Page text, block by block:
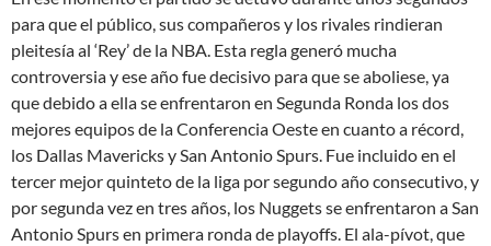
para que el público, sus compañeros y los rivales rindieran
pleitesía al ‘Rey’ de la NBA. Esta regla generó mucha
controversia y ese año fue decisivo para que se aboliese, ya
que debido a ella se enfrentaron en Segunda Ronda los dos
mejores equipos de la Conferencia Oeste en cuanto a récord,
los Dallas Mavericks y San Antonio Spurs. Fue incluido en el
tercer mejor quinteto de la liga por segundo año consecutivo, y
por segunda vez en tres años, los Nuggets se enfrentaron a San
Antonio Spurs en primera ronda de playoffs. El ala-pívot, que